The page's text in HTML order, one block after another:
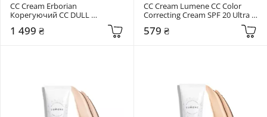
СС Cream Erborian
Корегуючий CC DULL
Мультифункціональна
1 499 ₴
СС Cream Lumene CC Color
Correcting Cream SPF 20 Ultra
579 ₴